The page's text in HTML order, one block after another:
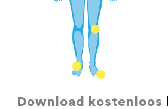
Download kostenloos